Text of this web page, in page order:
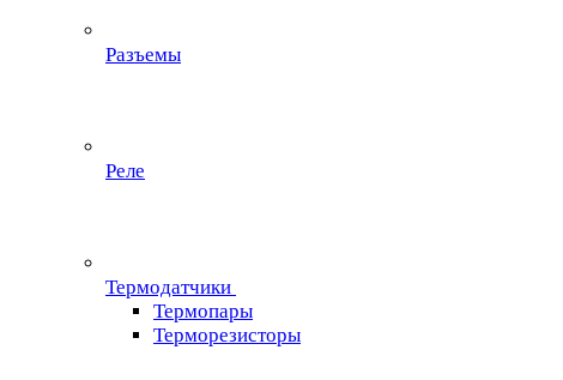
Разъемы
Реле
Термодатчики
Термопары
Терморезисторы